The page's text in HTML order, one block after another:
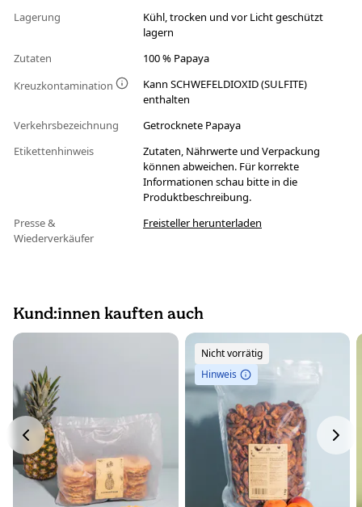
Lagerung
Kühl, trocken und vor Licht geschützt
lagern
Zutaten
100 % Papaya
Kreuzkontamination
Kann SCHWEFELDIOXID (SULFITE)
enthalten
Verkehrsbezeichnung
Getrocknete Papaya
Etikettenhinweis
Zutaten, Nährwerte und Verpackung
können abweichen. Für korrekte
Informationen schau bitte in die
Produktbeschreibung.
Presse &
Wiederverkäufer
Freisteller herunterladen
Kund:innen kauften auch
Nicht vorrätig
Hinweis